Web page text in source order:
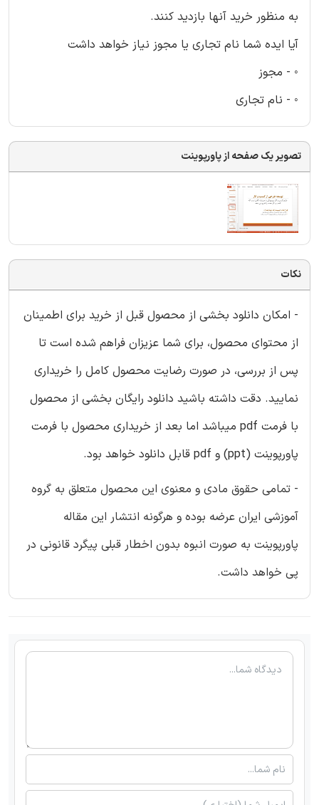
به منظور خرید آنها بازدید کنند.
آیا ایده شما نام تجاری یا مجوز نیاز خواهد داشت
◦ - مجوز
◦ - نام تجاری
تصویر یک صفحه از پاورپوینت
نکات
- امکان دانلود بخشی از محصول قبل از خرید برای اطمینان
از محتوای محصول، برای شما عزیزان فراهم شده است تا
پس از بررسی، در صورت رضایت محصول کامل را خریداری
نمایید. دقت داشته باشید دانلود رایگان بخشی از محصول
با فرمت pdf میباشد اما بعد از خریداری محصول با فرمت
پاورپوینت (ppt) و pdf قابل دانلود خواهد بود.
- تمامی حقوق مادی و معنوی این محصول متعلق به گروه
آموزشی ایران عرضه بوده و هرگونه انتشار این مقاله
پاورپوینت به صورت انبوه بدون اخطار قبلی پیگرد قانونی در
پی خواهد داشت.